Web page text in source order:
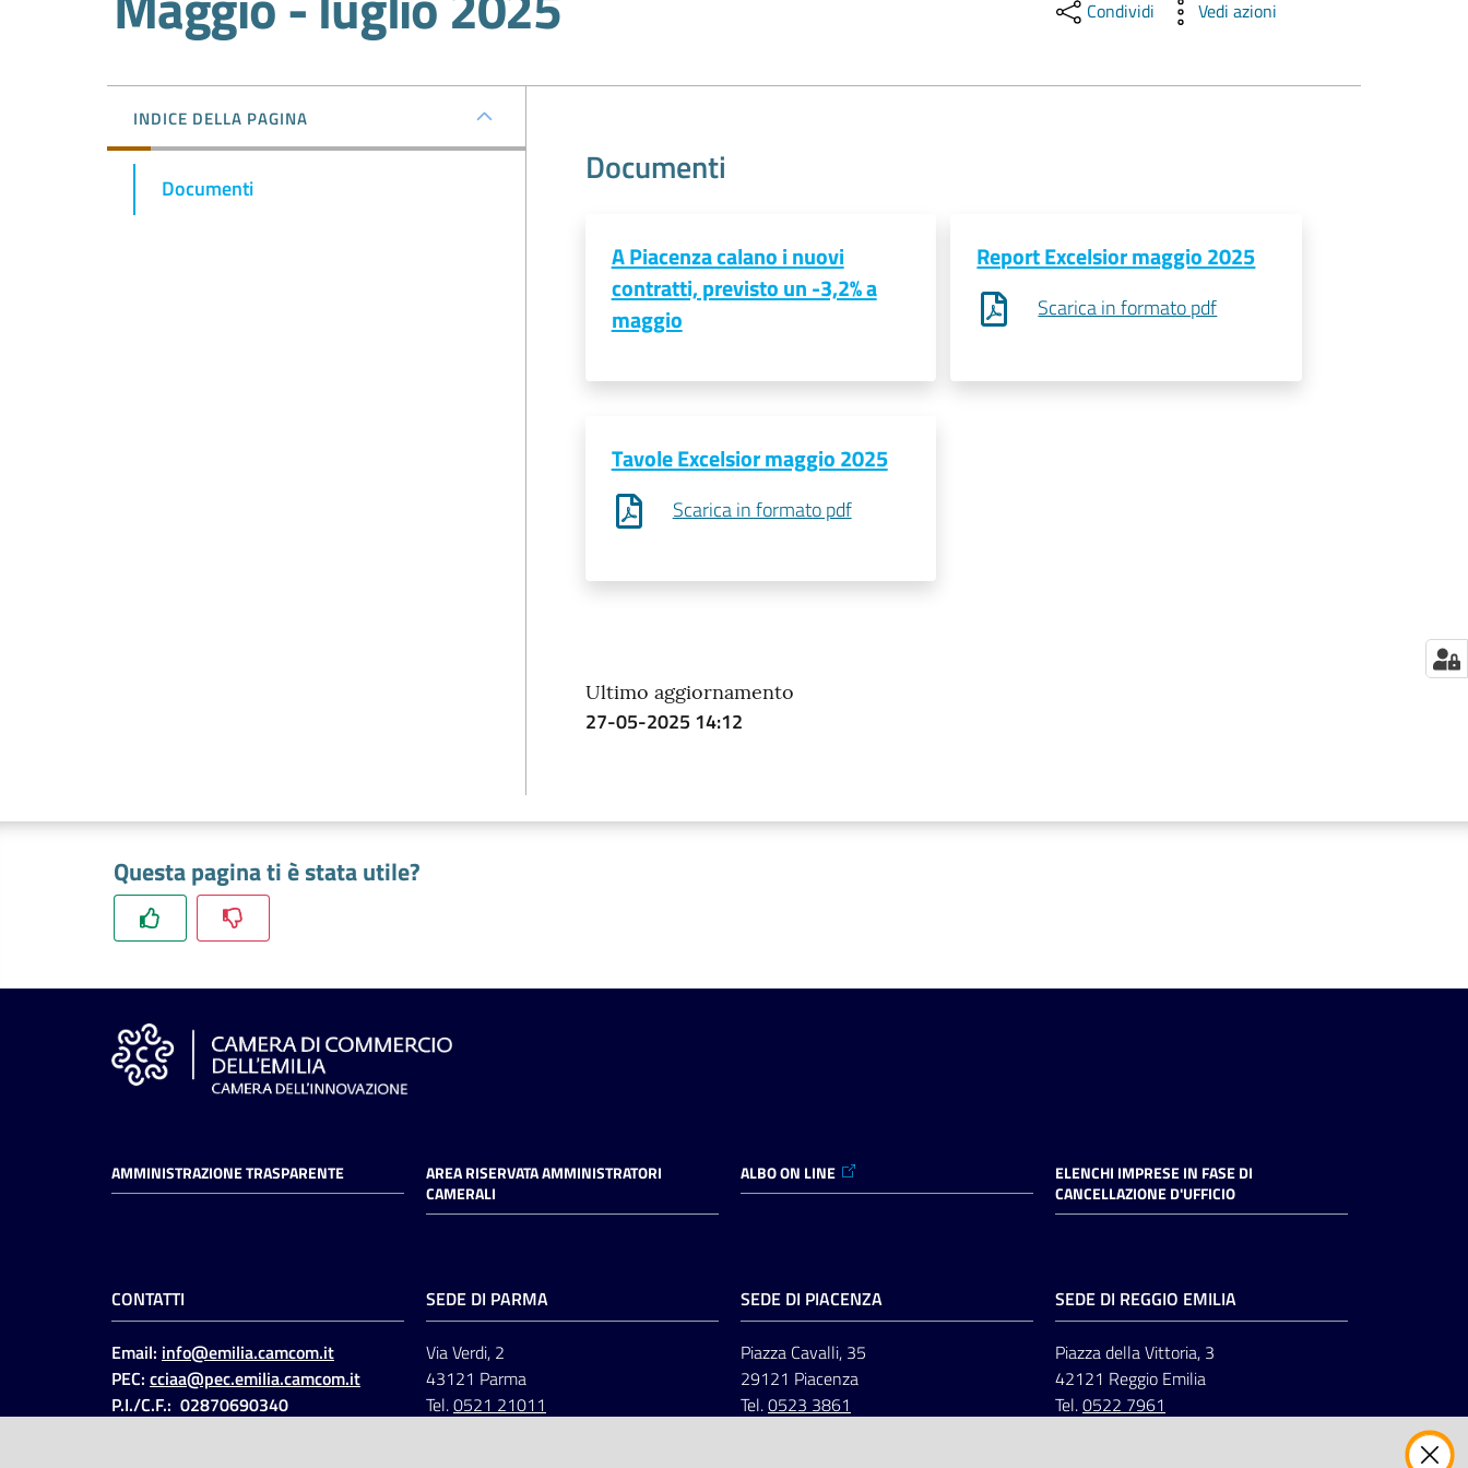
Condividi Vedi azioni
INDICE DELLA PAGINA
Documenti Documenti
A Piacenza calano i nuovi
contratti, previsto un -3,2% a
maggio
Report Excelsior maggio 2025
Scarica in formato pdf
Tavole Excelsior maggio 2025
Scarica in formato pdf
Ultimo aggiornamento
27-05-2025 14:12
Questa pagina ti è stata utile?
AMMINISTRAZIONE TRASPARENTE
AREA RISERVATA AMMINISTRATORI
CAMERALI
ALBO ON LINE
ELENCHI IMPRESE IN FASE DI
CANCELLAZIONE D'UFFICIO
CONTATTI
Email: info@emilia.camcom.it
PEC: cciaa@pec.emilia.camcom.it
P.I./C.F.: 02870690340
SEDE DI PARMA
Via Verdi, 2
43121 Parma
Tel.0521 21011
SEDE DI PIACENZA
Piazza Cavalli, 35
29121 Piacenza
Tel.0523 3861
SEDE DI REGGIO EMILIA
Piazza della Vittoria, 3
42121 Reggio Emilia
Tel.0522 7961